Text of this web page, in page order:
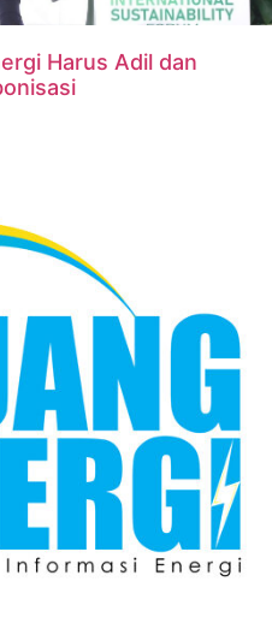
Harus Adil dan